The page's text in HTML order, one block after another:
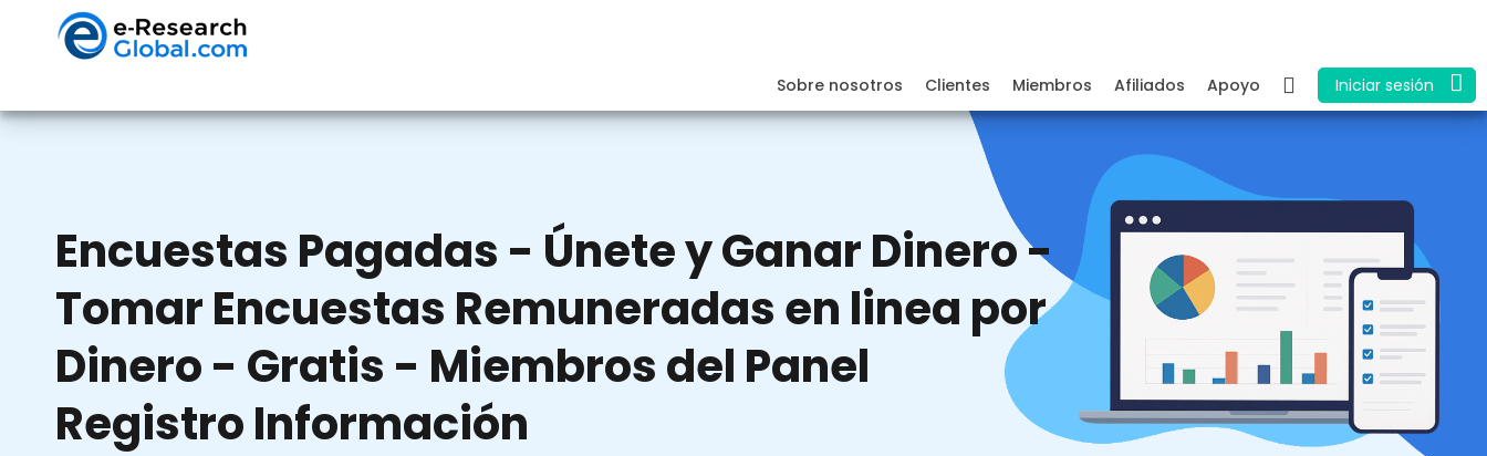
Sobre nosotros Clientes Miembros Afiliados Apoyo Iniciar sesión
Encuestas Pagadas - Únete y Ganar Dinero -
Tomar Encuestas Remuneradas en linea por
Dinero - Gratis - Miembros del Panel
Registro Información